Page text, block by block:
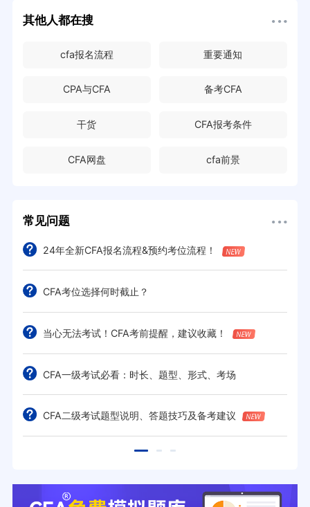
其他人都在搜
cfa报名流程 重要通知
CPA与CFA 备考CFA
干货 CFA报考条件
CFA网盘 cfa前景
常见问题
24年全新CFA报名流程&预约考位流程！
CFA考位选择何时截止？
当心无法考试！CFA考前提醒，建议收藏！
CFA一级考试必看：时长、题型、形式、考场
CFA二级考试题型说明、答题技巧及备考建议